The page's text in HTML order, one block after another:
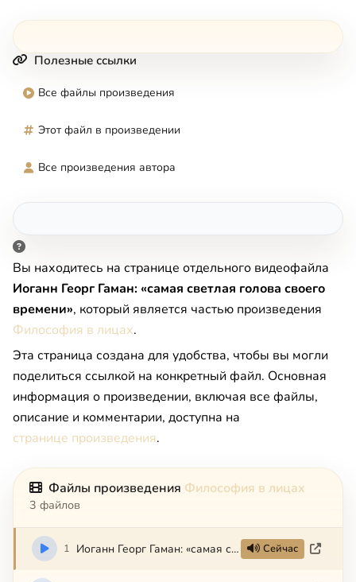
Полезные ссылки
Все файлы произведения
Этот файл в произведении
Все произведения автора
Вы находитесь на странице отдельного видеофайла
Иоганн Георг Гаман: «самая светлая голова своего
времени», который является частью произведения
Философия в лицах.
Эта страница создана для удобства, чтобы вы могли
поделиться ссылкой на конкретный файл. Основная
информация о произведении, включая все файлы,
описание и комментарии, доступна на
странице произведения.
Файлы произведения Философия в лицах
3 файлов
1 Иоганн Георг Гаман: «самая светлая голова своего времени» Сейчас